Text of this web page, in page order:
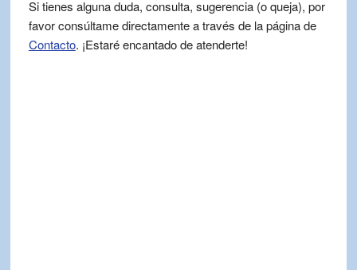
Si tienes alguna duda, consulta, sugerencia (o queja), por
favor consúltame directamente a través de la página de
Contacto. ¡Estaré encantado de atenderte!